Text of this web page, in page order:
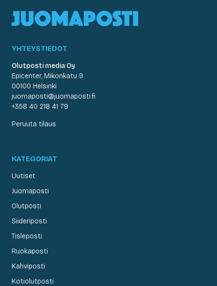
YHTEYSTIEDOT
Olutposti media Oy
Epicenter, Mikonkatu 9
00100 Helsinki
juomaposti@juomaposti.fi
+358 40 218 41 79
Peruuta tilaus
KATEGORIAT
Uutiset
Juomaposti
Olutposti
Siideriposti
Tisleposti
Ruokaposti
Kahviposti
Kotiolutposti